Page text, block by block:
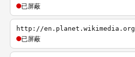
已屏蔽
http://en.planet.wikimedia.org
已屏蔽